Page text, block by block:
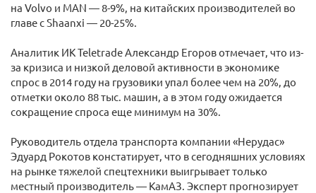
на Volvo и MAN — 8-9%, на китайских производителей во
главе с Shaanxi — 20-25%.
Аналитик ИК Teletrade Александр Егоров отмечает, что из-
за кризиса и низкой деловой активности в экономике
спрос в 2014 году на грузовики упал более чем на 20%, до
отметки около 88 тыс. машин, а в этом году ожидается
сокращение спроса еще минимум на 30%.
Руководитель отдела транспорта компании «Нерудас»
Эдуард Рокотов констатирует, что в сегодняшних условиях
на рынке тяжелой спецтехники выигрывает только
местный производитель — КамАЗ. Эксперт прогнозирует